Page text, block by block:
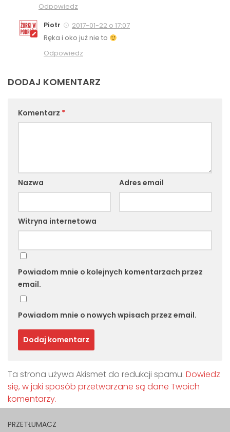
Odpowiedz
Piotr
2017-01-22 o 17:07
Ręka i oko już nie to
Odpowiedz
DODAJ KOMENTARZ
Komentarz *
Nazwa Adres email
Witryna internetowa
Powiadom mnie o kolejnych komentarzach przez
email.
Powiadom mnie o nowych wpisach przez email.
Ta strona używa Akismet do redukcji spamu. Dowiedz
się, w jaki sposób przetwarzane są dane Twoich
komentarzy.
PRZETŁUMACZ